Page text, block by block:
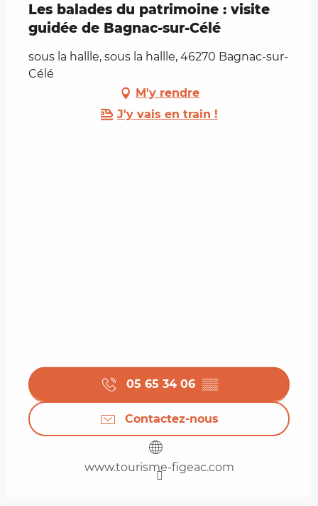
Les balades du patrimoine : visite
guidée de Bagnac-sur-Célé
sous la hallle, sous la hallle, 46270 Bagnac-sur-
Célé
M'y rendre
J'y vais en train !
05 65 34 06 ▒▒
Contactez-nous
www.tourisme-figeac.com